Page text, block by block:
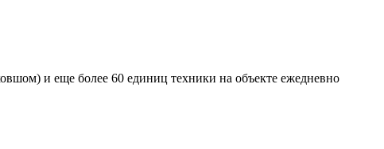
и еще более 60 единиц техники на объекте ежедневно